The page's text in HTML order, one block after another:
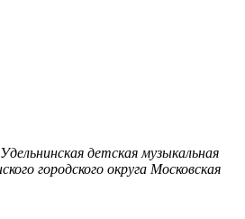
детская музыкальная
городского округа Московская